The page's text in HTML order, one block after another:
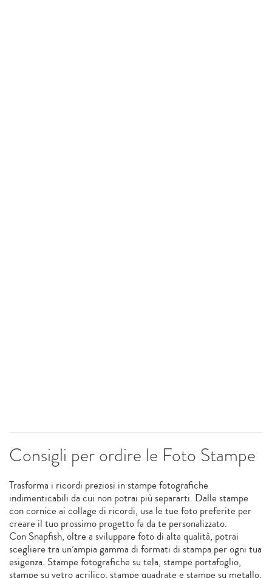
Consigli per ordire le Foto Stampe
Trasforma i ricordi preziosi in stampe fotografiche
indimenticabili da cui non potrai più separarti. Dalle stampe
con cornice ai collage di ricordi, usa le tue foto preferite per
creare il tuo prossimo progetto fa da te personalizzato.
Con Snapfish, oltre a sviluppare foto di alta qualità, potrai
scegliere tra un’ampia gamma di formati di stampa per ogni tua
esigenza. Stampe fotografiche su tela, stampe portafoglio,
stampe su vetro acrilico, stampe quadrate e stampe su metallo,